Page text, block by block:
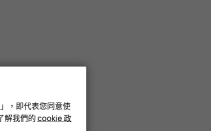
，即代表您同意使
解我們的cookie 政